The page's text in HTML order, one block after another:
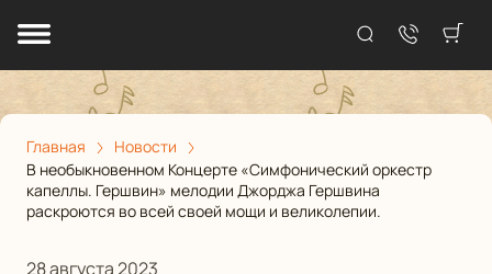
Главная
Новости
В необыкновенном Концерте «Симфонический оркестр
капеллы. Гершвин» мелодии Джорджа Гершвина
раскроются во всей своей мощи и великолепии.
28 августа 2023